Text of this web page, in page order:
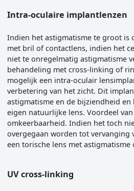
Intra-oculaire implantlenzen
Indien het astigmatisme te groot is
met bril of contactlens, indien het
niet te onregelmatig astigmatisme
behandeling met cross-linking of
mogelijk een intra-oculair
verbetering van het zicht. Dit
astigmatisme en de bijziendheid
eigen natuurlijke lens. Voordeel
omkeerbaarheid. Indien het toch
overgegaan worden tot vervanging
een torische lens met astigmatisme
UV cross-linking